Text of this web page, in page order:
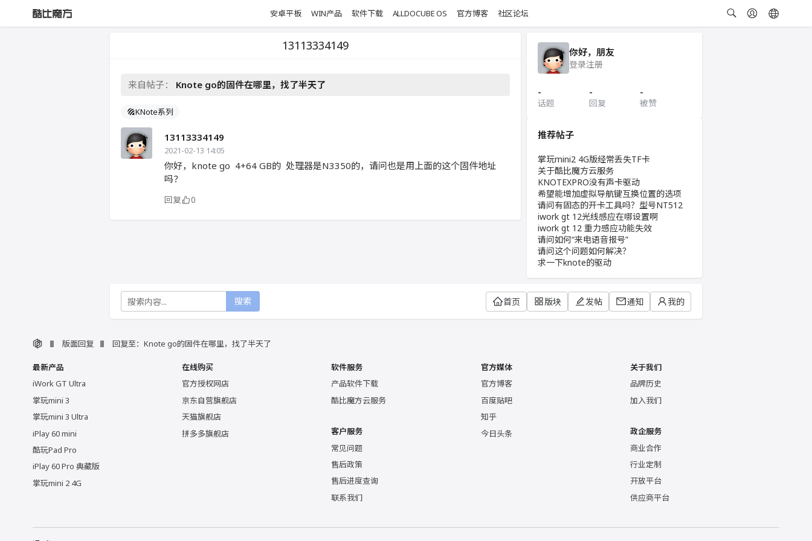
安卓平板 WIN产品 软件下载 ALLDOCUBE OS 官方博客 社区论坛
13113334149
来自帖子： Knote go的固件在哪里，找了半天了
KNote系列
13113334149
2021-02-13 14:05
你好，knote go 4+64 GB的 处理器是N3350的，请问也是用上面的这个固件地址
吗？
回复 0
你好，朋友
登录注册
-
话题
-
回复
-
被赞
推荐帖子
掌玩mini2 4G版经常丢失TF卡
关于酷比魔方云服务
KNOTEXPRO没有声卡驱动
希望能增加虚拟导航键互换位置的选项
请问有固态的开卡工具吗？型号NT512
iwork gt 12光线感应在哪设置啊
iwork gt 12 重力感应功能失效
请问如何“来电语音报号”
请问这个问题如何解决？
求一下knote的驱动
搜索 首页 版块 发帖 通知 我的
版面回复 回复至：Knote go的固件在哪里，找了半天了
最新产品
iWork GT Ultra
掌玩mini 3
掌玩mini 3 Ultra
iPlay 60 mini
酷玩Pad Pro
iPlay 60 Pro 典藏版
掌玩mini 2 4G
在线购买
官方授权网店
京东自营旗舰店
天猫旗舰店
拼多多旗舰店
软件服务
产品软件下载
酷比魔方云服务
客户服务
常见问题
售后政策
售后进度查询
联系我们
官方媒体
官方博客
百度贴吧
知乎
今日头条
关于我们
品牌历史
加入我们
政企服务
商业合作
行业定制
开放平台
供应商平台